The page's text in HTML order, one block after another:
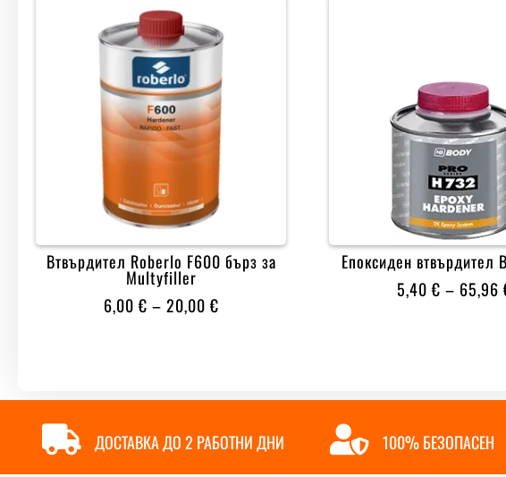
Втвърдител Roberlo F600 бърз за
Multyfiller
6,00€ – 20,00€PRICE
20,00 €
Епоксиден втвърдител
5,40€ – 65,96
 ДОСТАВКА ДО 2 РАБОТНИ ДНИ  100% БЕЗОПАСЕН